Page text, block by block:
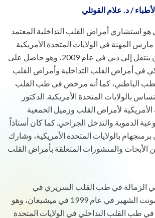
/د. علام القوتلي
هو استشاري أمراض القلب التداخلية المعتمد
المهنة في الولايات المتحدة الأمريكية
لمدة 15 عاماً قبل أن ينتقل إلى دبي في عام 2009، وهو حاصل على
في أمراض القلب التداخلية وأمراض القلب
الباطني، كما أنه مرخص في طب القلب
بالولايات المتحدة الأمريكية. الدكتور
الأمريكية لأمراض القلب وزميل الجمعية
الدموية والتدخل الجراحي. كما كان أستاذاً
بالولايات المتحدة الأمريكية، وشارك
والمنشورات المتعلقة بأمراض القلب
الزمالة في طب القلب السريري في
مستشفى ويليام بومونت الشهير في عام 1999 في ميشيغان، وهو
10 برامج في طب القلب التداخلي في الولايات المتحدة